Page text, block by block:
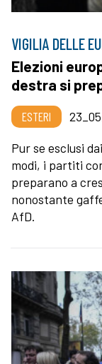
VIGILIA DELLE
Elezioni
destra si
ESTERI
Pur se esclusi
modi, i partiti
preparano a
nonostante
AfD.